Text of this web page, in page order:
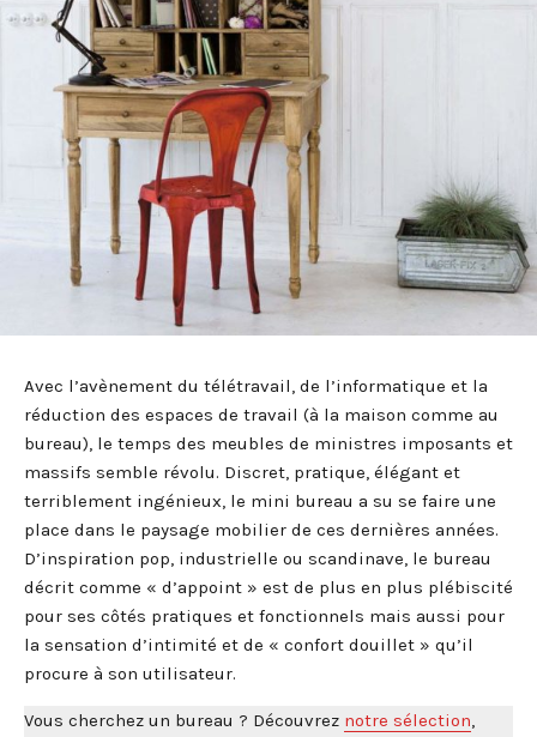
Avec l’avènement du télétravail, de l’informatique et la
réduction des espaces de travail (à la maison comme au
bureau), le temps des meubles de ministres imposants et
massifs semble révolu. Discret, pratique, élégant et
terriblement ingénieux, le mini bureau a su se faire une
place dans le paysage mobilier de ces dernières années.
D’inspiration pop, industrielle ou scandinave, le bureau
décrit comme « d’appoint » est de plus en plus plébiscité
pour ses côtés pratiques et fonctionnels mais aussi pour
la sensation d’intimité et de « confort douillet » qu’il
procure à son utilisateur.
Vous cherchez un bureau ? Découvrez notre sélection,